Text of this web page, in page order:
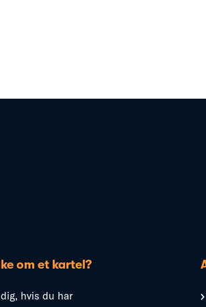
om et kartel?
hvis du har